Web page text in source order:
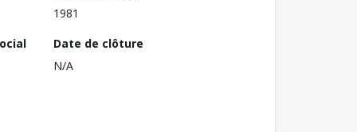
1981
Date de clôture
N/A